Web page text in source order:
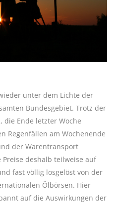
unter dem Lichte der
Bundesgebiet. Trotz der
die Ende letzter Woche
Regenfällen am Wochenende
der Warentransport
deshalb teilweise auf
fast völlig losgelöst von der
Ölbörsen. Hier
auf die Auswirkungen der